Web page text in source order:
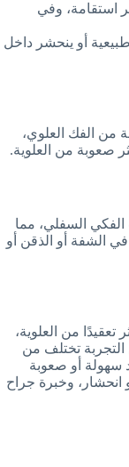
استقامة، وفي
أو ينحشر داخل
من الفك العلوي،
صعوبة من العلوية.
السفلي، مما
الشفة أو الذقن أو
من العلوية،
التجربة تختلف من
سهولة أو صعوبة
انحشار، وخبرة جراح